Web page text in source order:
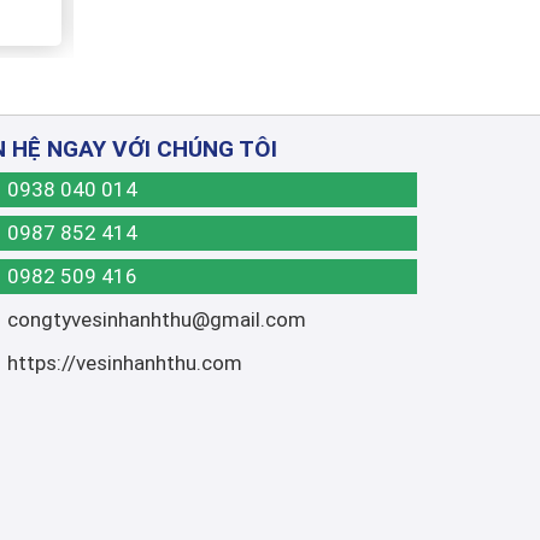
HỆ NGAY VỚI CHÚNG TÔI
0938 040 014
0987 852 414
0982 509 416
congtyvesinhanhthu@gmail.com
https://vesinhanhthu.com